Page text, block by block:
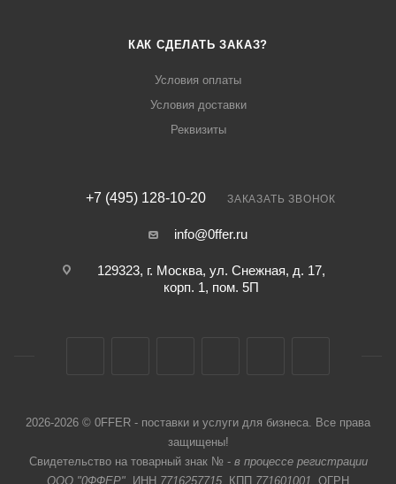
КАК СДЕЛАТЬ ЗАКАЗ?
Условия оплаты
Условия доставки
Реквизиты
+7 (495) 128-10-20 ЗАКАЗАТЬ ЗВОНОК
info@0ffer.ru
129323, г. Москва, ул. Снежная, д. 17,
корп. 1, пом. 5П
2026-2026 © 0FFER - поставки и услуги для бизнеса. Все права
защищены!
Свидетельство на товарный знак № - в процессе регистрации
ООО "0ФФЕР" , ИНН 7716257715 , КПП 771601001 , ОГРН